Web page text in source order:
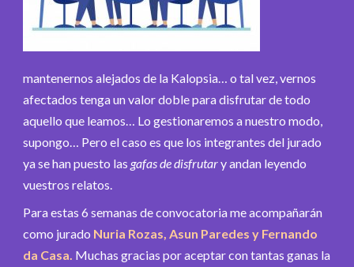
mantenernos alejados de la Kalopsia… o tal vez, vernos
afectados tenga un valor doble para disfrutar de todo
aquello que leamos… Lo gestionaremos a nuestro modo,
supongo… Pero el caso es que los integrantes del jurado
ya se han puesto las gafas de disfrutary andan leyendo
vuestros relatos.
Para estas 6 semanas de convocatoria me acompañarán
como jurado Nuria Rozas, Asun Paredes y Fernando
da Casa. Muchas gracias por aceptar con tantas ganas la